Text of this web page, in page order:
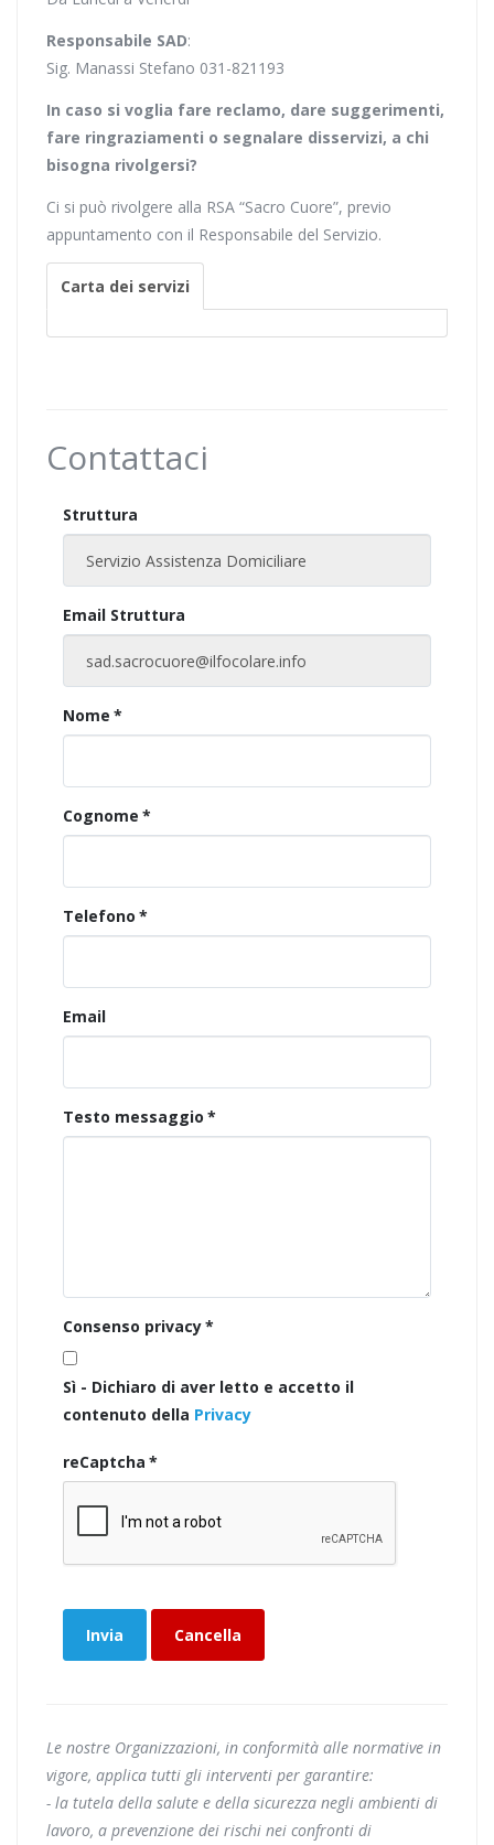
Responsabile SAD:
Sig. Manassi Stefano 031-821193
In caso si voglia fare reclamo, dare suggerimenti,
fare ringraziamenti o segnalare disservizi, a chi
bisogna rivolgersi?
Ci si può rivolgere alla RSA “Sacro Cuore”, previo
appuntamento con il Responsabile del Servizio.
Carta dei servizi
Contattaci
Struttura
Email Struttura
Nome *
Cognome *
Telefono *
Email
Testo messaggio *
Consenso privacy*
Sì - Dichiaro di aver letto e accetto il
contenuto della Privacy
reCaptcha *
Invia Cancella
Le nostre Organizzazioni, in conformità alle normative in
vigore, applica tutti gli interventi per garantire:
- la tutela della salute e della sicurezza negli ambienti di
lavoro, a prevenzione dei rischi nei confronti di